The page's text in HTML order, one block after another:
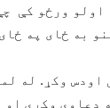
اولو ورځو کې
به ځای په
اودس وکړ. له
دعاوې وکړې او